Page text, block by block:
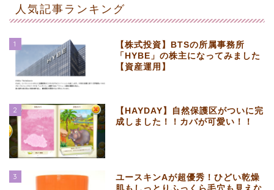
人気記事ランキング
1
【株式投資】BTSの所属事務所
「HYBE」の株主になってみました
【資産運用】
2
【HAYDAY】自然保護区がついに完
成しました！！カバが可愛い！！
3
ユースキンAが超優秀！ひどい乾燥